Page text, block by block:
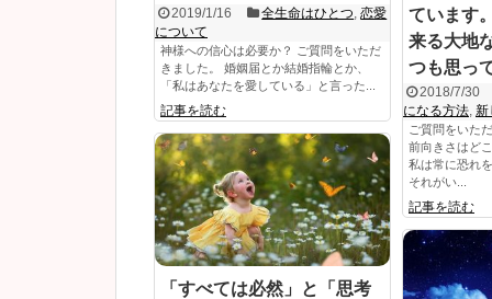
2019/1/16 全生命はひとつ,恋愛
について
神様への信心は必要か？ ご質問をいただ
きました。 婚姻届とか結婚指輪とか、
「私はあなたを愛している」と言った...
記事を読む
ています
来る大地
つも思っ
2018/7/30
になる方法, 新
ご質問をいた
前向きさはど
私は常に恐れ
それがい...
記事を読む
「すべては必然」と「思考